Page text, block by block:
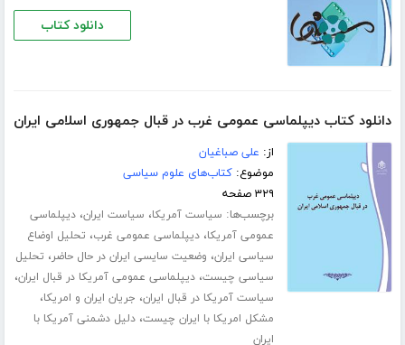
دانلود کتاب
دانلود کتاب دیپلماسی عمومی غرب در قبال جمهوری اسلامی ایران
از: علی صباغیان
موضوع:کتاب‌های علوم سیاسی
۳۲۹ صفحه
برچسب‌ها: سیاست آمریکا، سیاست ایران،دیپلماسی
عمومی آمریکا،دیپلماسی عمومی غرب، تحلیل اوضاع
سیاسی ایران، وضعیت سایسی ایران در حال حاضر، تحلیل
سیاسی چیست،دیپلماسی عمومی آمریکا در قبال ایران،
سیاست آمریکا در قبال ایران، جریان ایران و امریکا،
مشکل امریکا با ایران چیست،دلیل دشمنی آمریکا با
ایران